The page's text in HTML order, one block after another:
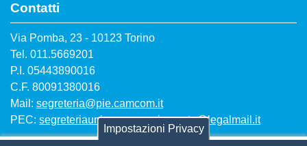
Contatti
Via Pomba, 23 - 10123 Torino
Tel. 011.5669201
P.I. 05443890016
C.F. 80091380016
Mail: segreteria@pie.camcom.it
PEC: segreteriaunioncamerepiemonte@legalmail.it
Impostazioni Privacy